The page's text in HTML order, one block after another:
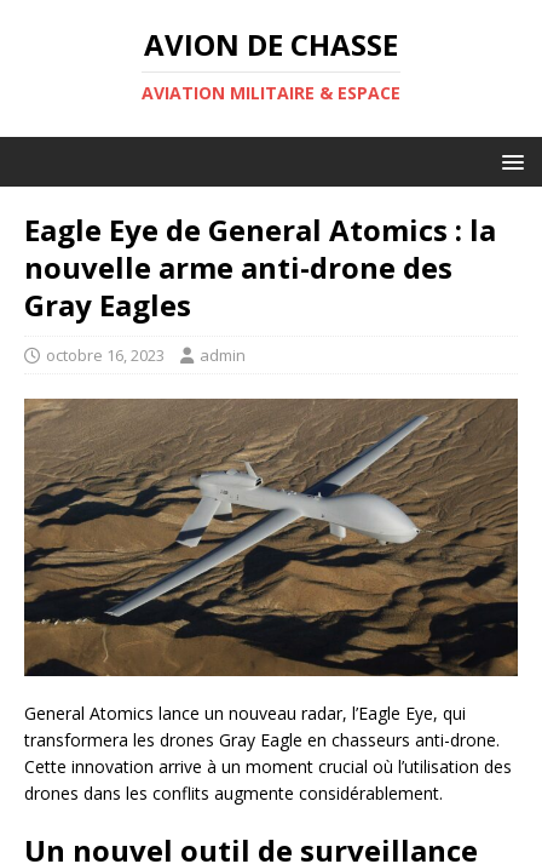
AVION DE CHASSE
AVIATION MILITAIRE & ESPACE
Eagle Eye de General Atomics : la
nouvelle arme anti-drone des
Gray Eagles
octobre 16, 2023 admin
General Atomics lance un nouveau radar, l’Eagle Eye, qui
transformera les drones Gray Eagle en chasseurs anti-drone.
Cette innovation arrive à un moment crucial où l’utilisation des
drones dans les conflits augmente considérablement.
Un nouvel outil de surveillance